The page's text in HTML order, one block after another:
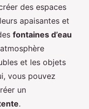
des espaces
apaisantes et
fontaines d’eau
et les objets
vous pouvez
un
.